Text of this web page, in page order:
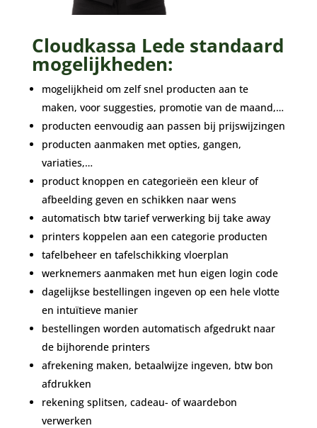
Cloudkassa Lede standaard
mogelijkheden:
mogelijkheid om zelf snel producten aan te
maken, voor suggesties, promotie van de maand,…
producten eenvoudig aan passen bij prijswijzingen
producten aanmaken met opties, gangen,
variaties,…
product knoppen en categorieën een kleur of
afbeelding geven en schikken naar wens
automatisch btw tarief verwerking bij take away
printers koppelen aan een categorie producten
tafelbeheer en tafelschikking vloerplan
werknemers aanmaken met hun eigen login code
dagelijkse bestellingen ingeven op een hele vlotte
en intuïtieve manier
bestellingen worden automatisch afgedrukt naar
de bijhorende printers
afrekening maken, betaalwijze ingeven, btw bon
afdrukken
rekening splitsen, cadeau- of waardebon
verwerken